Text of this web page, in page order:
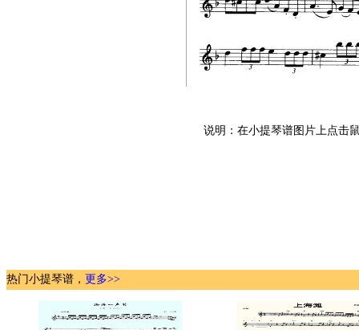
说明：在小提琴谱图片上点击
热门小提琴谱， 更多>>